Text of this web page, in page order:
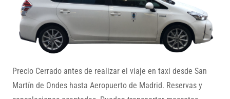
Precio Cerrado antes de realizar el viaje en taxi desde San
Martín de Ondes hasta Aeropuerto de Madrid. Reservas y